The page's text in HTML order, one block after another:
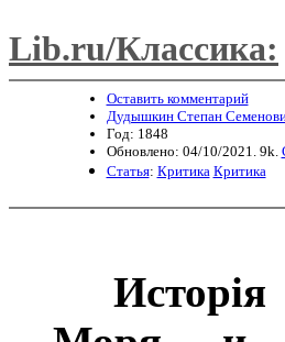
Lib.ru/Классика:
Оставить комментарий
Дудышкин Степан
Год: 1848
Обновлено: 04/10/2021. 9k.
Статья: Критика Критика